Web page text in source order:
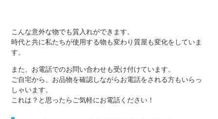
こんな意外な物でも質入れができます。
時代と共に私たちが使用する物も変わり質屋も変化をしていま
す。
また、お電話でのお問い合わせも受け付けています。
ご自宅から、お品物を確認しながらお電話をされる方もいらっ
しゃいます。
これは？と思ったらご気軽にお電話ください！